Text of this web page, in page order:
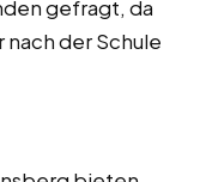
gefragt, da
nach der Schule